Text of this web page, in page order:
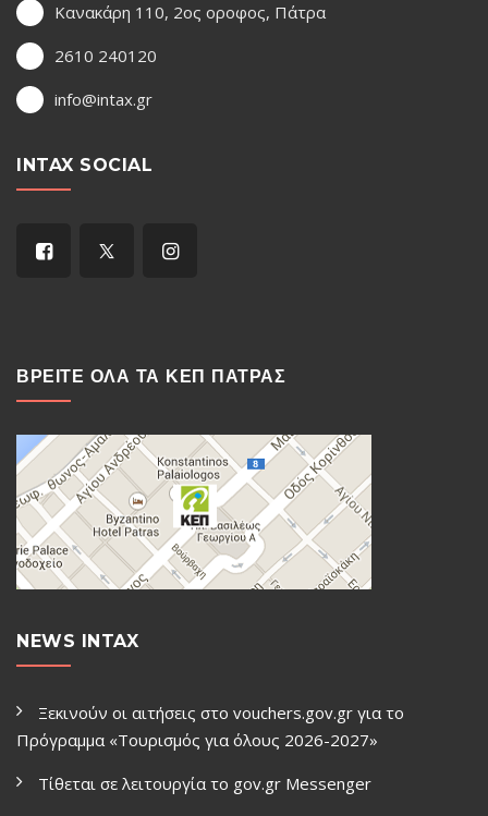
Κανακάρη 110, 2ος οροφος, Πάτρα
2610 240120
info@intax.gr
INTAX SOCIAL
ΒΡΕΙΤΕ ΟΛΑ ΤΑ ΚΕΠ ΠΑΤΡΑΣ
NEWS INTAX
Ξεκινούν οι αιτήσεις στο vouchers.gov.gr για το
Πρόγραμμα «Τουρισμός για όλους 2026-2027»
Τίθεται σε λειτουργία το gov.gr Μessenger